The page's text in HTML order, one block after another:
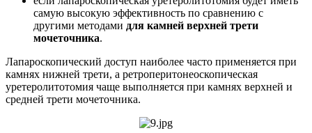
самую высокую эффективность по сравнению с
другими методами для камней верхней трети
мочеточника.
Лапароскопический доступ наиболее часто применяется при
камнях нижней трети, а ретроперитонеоскопическая
уретеролитотомия чаще выполняется при камнях верхней и
средней трети мочеточника.